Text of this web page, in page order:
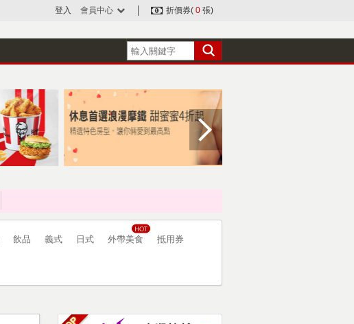
登入 會員中心 折價券( 0 張)
飲品 義式 日式 外帶美食 抵用券